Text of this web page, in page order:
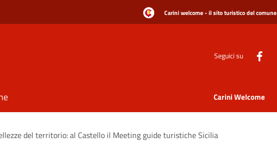
Carini welcome - il sito turistico del comune
Seguici su
Carini Welcome
del territorio: al Castello il Meeting guide turistiche Sicilia